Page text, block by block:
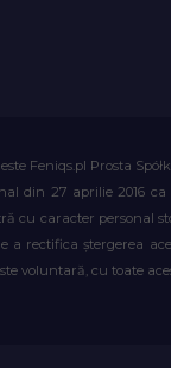
Feniqs.pl Prosta
din 27 aprilie 2016
cu caracter
rectifica ștergerea
voluntară, cu toate